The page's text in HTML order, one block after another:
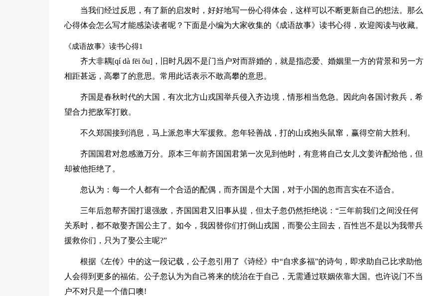
当我们经过反思，有了新的启发时，好好地写一份心得体会，这样可以不断更新自己的想法。那么
心得体会怎么写才能感染读者呢？下面是小编为大家收集的《成语故事》读书心得，欢迎阅读与收藏。
《成语故事》读书心得1
齐大非耦[qí dà fēi ǒu]，旧时凡因不是门当户对而辞婚的，就是指恋爱、婚姻里一方的背景和另一方
相距甚远，高攀了的意思。常用此话表示不敢高攀的意思。
齐国是春秋时代的大国，有次北方山戎国举兵侵入齐边境，情形相当危急。因此向各国讨救兵，希
望合力把敌军打败。
不久郑国接到消息，马上派忽率大军援救。忽年轻善战，打的山戎抱头鼠窜，赢得空前大胜利。
齐国国君对忽感激万分。原本三年前齐国国君第一次见到他时，有意将自己女儿文姜许配给他，但
却被他拒绝了。
忽认为：每一个人都有一个合适的配偶，而齐国是个大国，对于小国的忽而言实在不适合。
三年后忽帮齐国打退强敌，齐国国君又旧事从提，但太子忽仍然拒绝说：“三年前我们之间没任何
关系时，都不敢娶齐国公主了。如今，我因替你们打倒山戎国，而娶公主回去，百性岂不是以为我带兵
援救你们，只为了娶公主呢?”
根据《左传》中的这一段记载，公子忽引用了《诗经》中“自求多福”的诗句，即求助自己比求助他
人会得到更多的福佑。公子忽认为为自己将来的统治在于自己，无需通过联姻依靠大国。也许说门不当
户不对只是一个借口噢!